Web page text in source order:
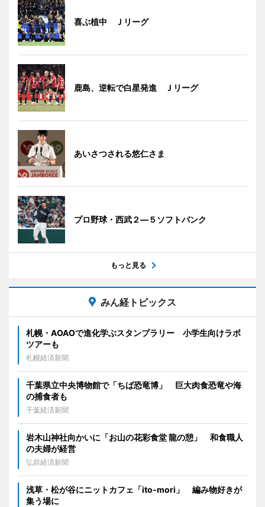
喜ぶ植中 Ｊリーグ
鹿島、逆転で白星発進 Ｊリーグ
あいさつされる悠仁さま
プロ野球・西武２―５ソフトバンク
もっと見る
みん経トピックス
札幌・AOAOで進化学ぶスタンプラリー 小学生向けラボ
ツアーも
札幌経済新聞
千葉県立中央博物館で「ちば恐竜博」 巨大肉食恐竜や海
の捕食者も
千葉経済新聞
岩木山神社向かいに「お山の花彩食堂 龍の憩」 和食職人
の夫婦が経営
弘前経済新聞
浅草・松が谷にニットカフェ「ito-mori」 編み物好きが
集う場に